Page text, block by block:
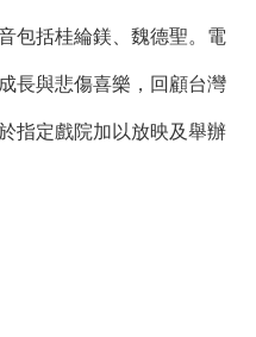
包括桂綸鎂 魏德聖。電
長與悲傷喜樂，回顧台灣
指定戲院加以放映及舉辦